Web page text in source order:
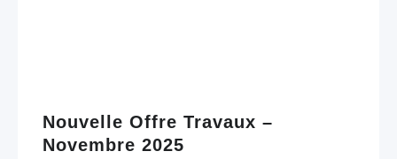
Nouvelle Offre Travaux –
Novembre 2025